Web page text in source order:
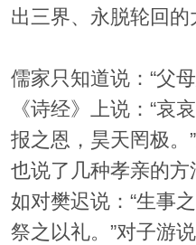
出三界、永脱轮回的
儒家只知道说：“父
《诗经》上说：“哀
报之恩，昊天罔极。
也说了几种孝亲的方
如对樊迟说：“生事
祭之以礼。”对子游